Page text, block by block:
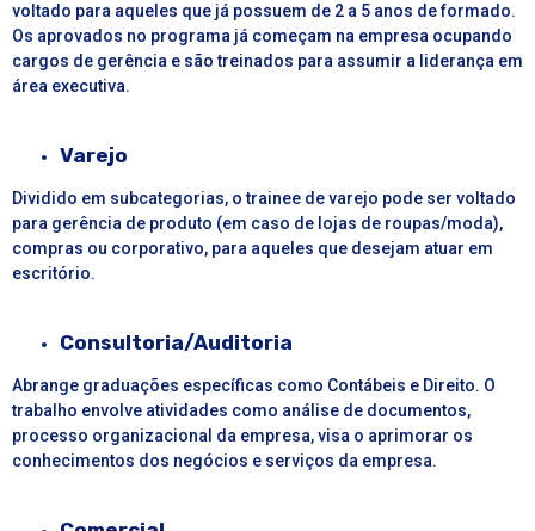
voltado para aqueles que já possuem de 2 a 5 anos de formado.
Os aprovados no programa já começam na empresa ocupando
cargos de gerência e são treinados para assumir a liderança em
área executiva.
Varejo
Dividido em subcategorias, o trainee de varejo pode ser voltado
para gerência de produto (em caso de lojas de roupas/moda),
compras ou corporativo, para aqueles que desejam atuar em
escritório.
Consultoria/Auditoria
Abrange graduações específicas como Contábeis e Direito. O
trabalho envolve atividades como análise de documentos,
processo organizacional da empresa, visa o aprimorar os
conhecimentos dos negócios e serviços da empresa.